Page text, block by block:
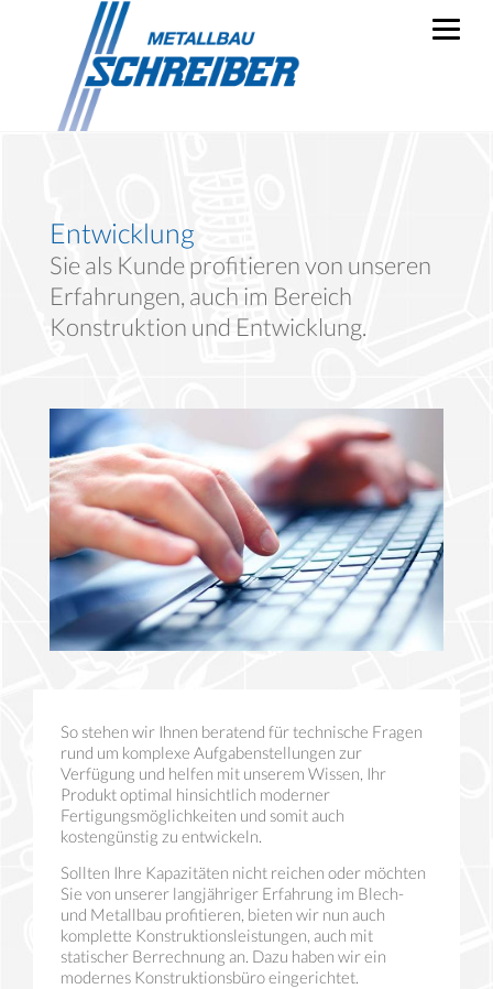
Entwicklung
Sie als Kunde profitieren von unseren
Erfahrungen, auch im Bereich
Konstruktion und Entwicklung.
So stehen wir Ihnen beratend für technische Fragen
rund um komplexe Aufgabenstellungen zur
Verfügung und helfen mit unserem Wissen, Ihr
Produkt optimal hinsichtlich moderner
Fertigungsmöglichkeiten und somit auch
kostengünstig zu entwickeln.
Sollten Ihre Kapazitäten nicht reichen oder möchten
Sie von unserer langjähriger Erfahrung im Blech-
und Metallbau profitieren, bieten wir nun auch
komplette Konstruktionsleistungen, auch mit
statischer Berrechnung an. Dazu haben wir ein
modernes Konstruktionsbüro eingerichtet.